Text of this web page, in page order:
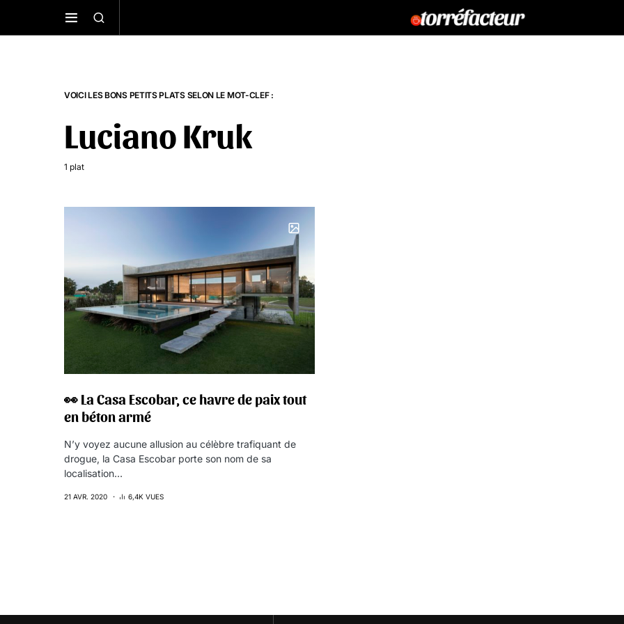
VOICI LES BONS PETITS PLATS SELON LE MOT-CLEF :
Luciano Kruk
1 plat
👀 La Casa Escobar, ce havre de paix tout
en béton armé
N’y voyez aucune allusion au célèbre trafiquant de
drogue, la Casa Escobar porte son nom de sa
localisation…
21 AVR. 2020 6,4K VUES